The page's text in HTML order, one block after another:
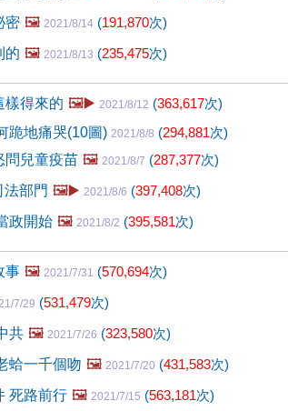
密 🖼️ 2021/8/14 (191,870次)
的 🖼️ 2021/8/13 (235,475次)
樣得來的 🖼️▶️ 2021/8/12 (363,617次)
跪地痛哭(10圖) 2021/8/8 (294,881次)
問兒童疫苗 🖼️ 2021/8/7 (287,377次)
部門 🖼️▶️ 2021/8/6 (397,408次)
政開始 🖼️ 2021/8/2 (395,581次)
事 🖼️ 2021/7/31 (570,694次)
7/29 (531,479次)
共 🖼️ 2021/7/26 (323,580次)
蛤一千個吻 🖼️ 2021/7/20 (431,583次)
死路前行 🖼️ 2021/7/15 (563,181次)